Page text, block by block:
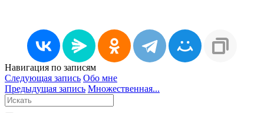
Навигация по записям
Следующая запись Обо мне
Предыдущая запись Множественная...